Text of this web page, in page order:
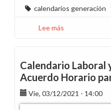
calendarios generación
Lee más
2022
de
Endesa
en
Calendario Laboral
Acuerdo Horario
Vie, 03/12/2021 - 14:00